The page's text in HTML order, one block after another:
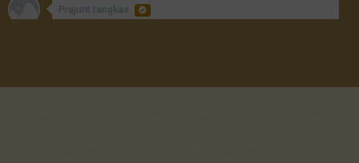
Prajurit tangkas
GUSMARDIANI, M.Pd